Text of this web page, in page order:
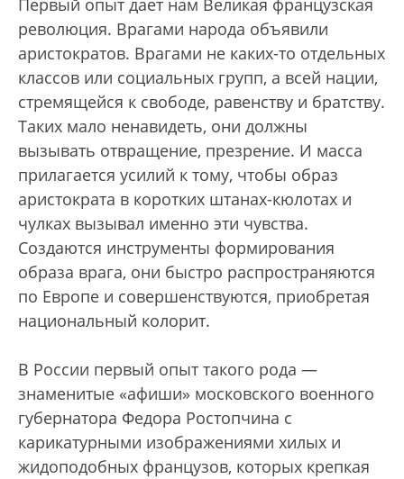
Первый опыт дает нам Великая французская
революция. Врагами народа объявили
аристократов. Врагами не каких-то отдельных
классов или социальных групп, а всей нации,
стремящейся к свободе, равенству и братству.
Таких мало ненавидеть, они должны
вызывать отвращение, презрение. И масса
прилагается усилий к тому, чтобы образ
аристократа в коротких штанах-кюлотах и
чулках вызывал именно эти чувства.
Создаются инструменты формирования
образа врага, они быстро распространяются
по Европе и совершенствуются, приобретая
национальный колорит.
В России первый опыт такого рода —
знаменитые «афиши» московского военного
губернатора Федора Ростопчина с
карикатурными изображениями хилых и
жидоподобных французов, которых крепкая